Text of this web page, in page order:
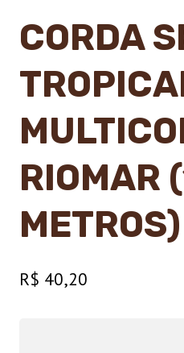
CORDA
RIOMAR
METROS)
R$ 40,20